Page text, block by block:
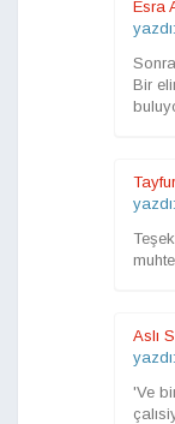
Esra
yazdı:
Bir
yazdı:
Aslı
yazdı:
'Ve